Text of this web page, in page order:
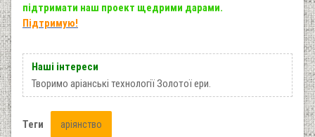
підтримати наш проект щедрими дарами.
Підтримую!
Наші інтереси
Творимо аріанські технології Золотої ери.
Теги аріянство